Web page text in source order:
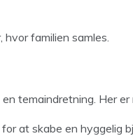
familien samles.
temaindretning. Her er
at skabe en hyggelig